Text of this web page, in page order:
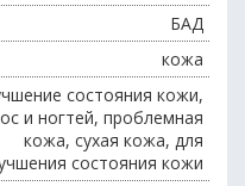
БАД
кожа
состояния кожи,
и ногтей, проблемная
кожа, сухая кожа, для
состояния кожи